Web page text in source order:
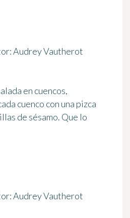
Audrey Vautherot
en cuencos,
cuenco con una pizca
de sésamo. Que lo
Audrey Vautherot